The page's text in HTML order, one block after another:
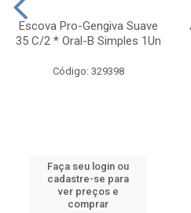
Escova Pro-Gengiva Suave
35 C/2 * Oral-B Simples 1Un
Código: 329398
Faça seu login ou
cadastre-se para
ver preços e
comprar